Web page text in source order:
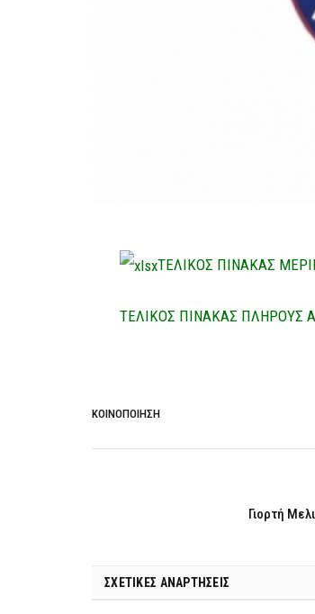
ΤΕΛΙΚΟΣ ΠΙΝΑΚΑΣ
ΤΕΛΙΚΟΣ ΠΙΝΑΚΑΣ ΠΛΗΡΟΥΣ
ΚΟΙΝΟΠΟΊΗΣΗ
Γιορτή
ΣΧΕΤΙΚΈΣ ΑΝΑΡΤΉΣΕΙΣ